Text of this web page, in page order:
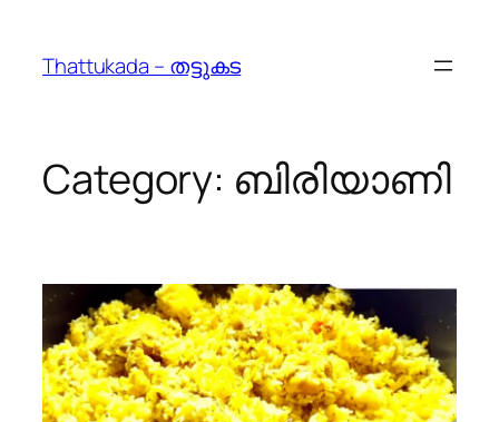
content
Thattukada – തട്ടുകട
Category: ബിരിയാണി